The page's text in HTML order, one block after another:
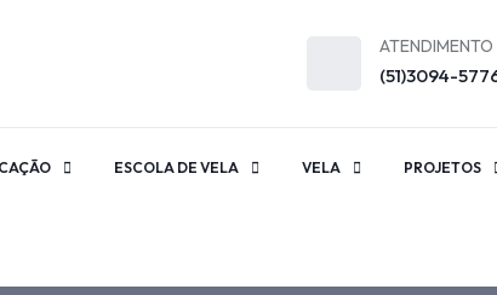
ATENDIMENTO
(51)3094-
ESCOLA DE VELA VELA PROJETOS